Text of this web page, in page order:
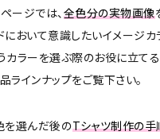
ージでは、全色分の実物画像
において意識したいイメージ
カラーを選ぶ際のお役に立てる
ラインナップをご覧下さい。
を選んだ後のTシャツ制作の手